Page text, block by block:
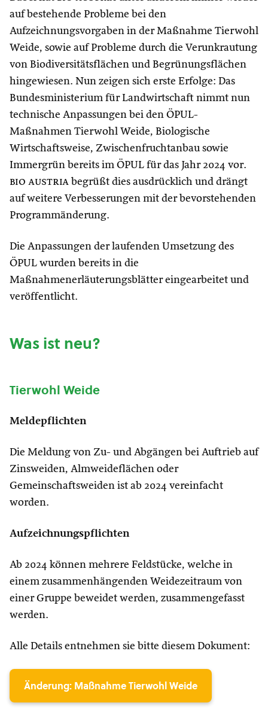
auf bestehende Probleme bei den
Aufzeichnungsvorgaben in der Maßnahme Tierwohl
Weide, sowie auf Probleme durch die Verunkrautung
von Biodiversitätsflächen und Begrünungsflächen
hingewiesen. Nun zeigen sich erste Erfolge: Das
Bundesministerium für Landwirtschaft nimmt nun
technische Anpassungen bei den ÖPUL-
Maßnahmen Tierwohl Weide, Biologische
Wirtschaftsweise, Zwischenfruchtanbau sowie
Immergrün bereits im ÖPUL für das Jahr 2024 vor.
bio austria begrüßt dies ausdrücklich und drängt
auf weitere Verbesserungen mit der bevorstehenden
Programmänderung.
Die Anpassungen der laufenden Umsetzung des
ÖPUL wurden bereits in die
Maßnahmenerläuterungsblätter eingearbeitet und
veröffentlicht.
Was ist neu?
Tierwohl Weide
Meldepflichten
Die Meldung von Zu- und Abgängen bei Auftrieb auf
Zinsweiden, Almweideflächen oder
Gemeinschaftsweiden ist ab 2024 vereinfacht
worden.
Aufzeichnungspflichten
Ab 2024 können mehrere Feldstücke, welche in
einem zusammenhängenden Weidezeitraum von
einer Gruppe beweidet werden, zusammengefasst
werden.
Alle Details entnehmen sie bitte diesem Dokument:
Änderung: Maßnahme Tierwohl Weide